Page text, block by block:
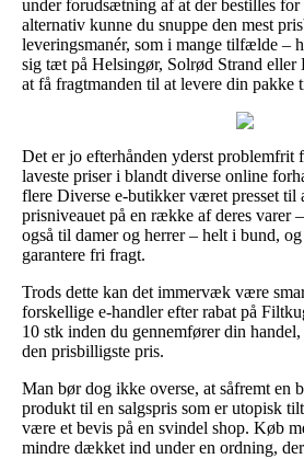
under forudsætning af at der bestilles for
alternativ kunne du snuppe den mest
leveringsmanér, som i mange tilfælde –
sig tæt på Helsingør, Solrød Strand
at få fragtmanden til at levere din pakke
Det er jo efterhånden yderst problemfrit
laveste priser i blandt diverse online
flere Diverse e-butikker været presset til
prisniveauet på en række af deres varer
også til damer og herrer – helt i bund,
garantere fri fragt.
Trods dette kan det immervæk være
forskellige e-handler efter rabat på
10 stk inden du gennemfører din
den prisbilligste pris.
Man bør dog ikke overse, at såfremt en
produkt til en salgspris som er utopisk
være et bevis på en svindel shop. Køb
mindre dækket ind under en ordning,